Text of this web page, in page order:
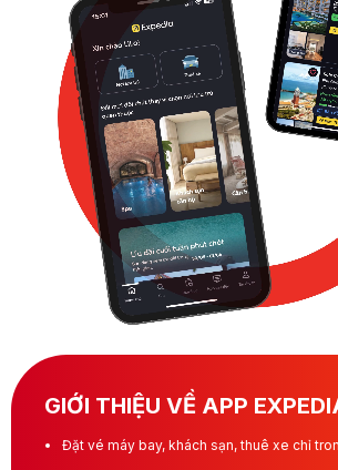
GIỚI THIỆU VỀ APP
Đặt vé máy bay, khách sạn, thuê xe chỉ